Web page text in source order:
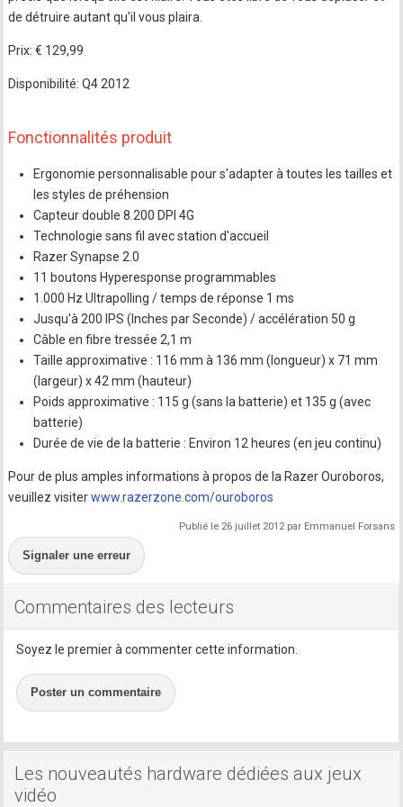
de détruire autant qu'il vous plaira.
Prix: € 129,99
Disponibilité: Q4 2012
Fonctionnalités produit
Ergonomie personnalisable pour s'adapter à toutes les tailles et
les styles de préhension
Capteur double 8.200 DPI 4G
Technologie sans fil avec station d'accueil
Razer Synapse 2.0
11 boutons Hyperesponse programmables
1.000 Hz Ultrapolling / temps de réponse 1 ms
Jusqu'à 200 IPS (Inches par Seconde) / accélération 50 g
Câble en fibre tressée 2,1 m
Taille approximative : 116 mm à 136 mm (longueur) x 71 mm
(largeur) x 42 mm (hauteur)
Poids approximative : 115 g (sans la batterie) et 135 g (avec
batterie)
Durée de vie de la batterie : Environ 12 heures (en jeu continu)
Pour de plus amples informations à propos de la Razer Ouroboros,
veuillez visiterwww.razerzone.com/ouroboros
Publié le 26 juillet 2012 par Emmanuel Forsans
Signaler une erreur
Commentaires des lecteurs
Soyez le premier à commenter cette information.
Poster un commentaire
Les nouveautés hardware dédiées aux jeux
vidéo